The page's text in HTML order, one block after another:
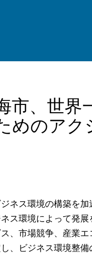
市、世
めのア
ネス環境の構築を
ス環境によって発
、市場競争、産業
、ビジネス環境整